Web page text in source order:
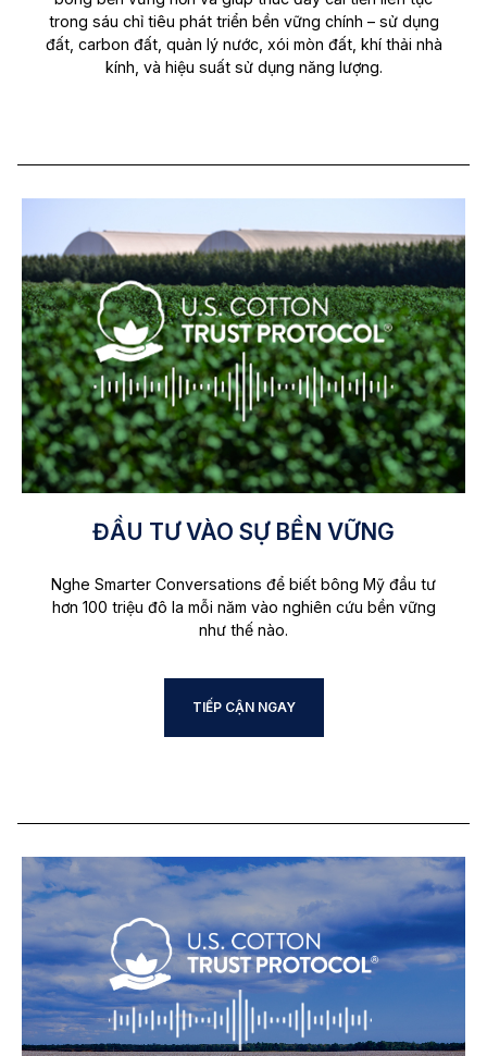
trong sáu chỉ tiêu phát triển bền vững chính – sử dụng
đất, carbon đất, quản lý nước, xói mòn đất, khí thải nhà
kính, và hiệu suất sử dụng năng lượng.
ĐẦU TƯ VÀO SỰ BỀN VỮNG
Nghe Smarter Conversations để biết bông Mỹ đầu tư
hơn 100 triệu đô la mỗi năm vào nghiên cứu bền vững
như thế nào.
TIẾP CẬN NGAY